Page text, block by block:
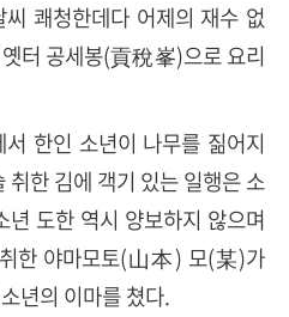
쾌청한데다 어제의 재수 없
터 공세봉(貢稅峯)으로 요리
한인 소년이 나무를 짊어지
취한 김에 객기 있는 일행은 소
도한 역시 양보하지 않으며
한 야마모토(山本) 모(某)가
년의 이마를 쳤다.